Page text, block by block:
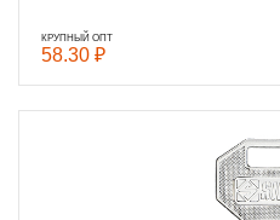
КРУПНЫЙ ОПТ
58.30 ₽